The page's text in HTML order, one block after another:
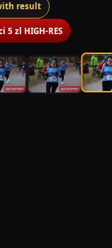
result
zl HIGH-RES